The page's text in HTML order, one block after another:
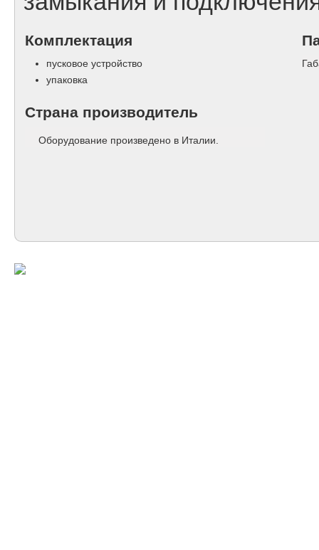
Комплектация
пусковое устройство
упаковка
Страна производитель
Оборудование произведено в Италии.